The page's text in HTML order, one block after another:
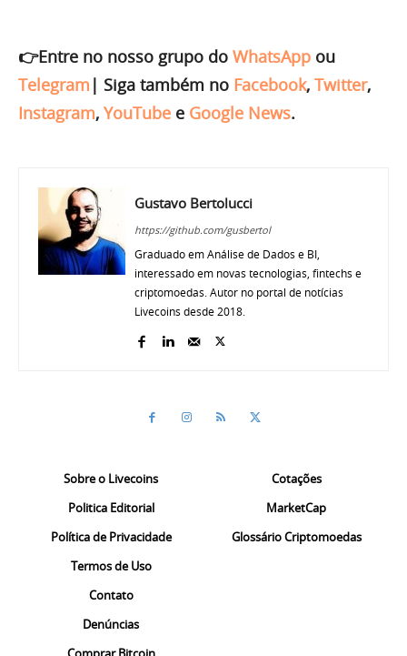
👉Entre no nosso grupo do WhatsApp ou
Telegram | Siga também no Facebook, Twitter,
Instagram, YouTube e Google News.
Gustavo Bertolucci
https://github.com/gusbertol
Graduado em Análise de Dados e BI,
interessado em novas tecnologias, fintechs e
criptomoedas. Autor no portal de notícias
Livecoins desde 2018.
Sobre o Livecoins
Politica Editorial
Política de Privacidade
Termos de Uso
Contato
Denúncias
Cotações
MarketCap
Glossário Criptomoedas